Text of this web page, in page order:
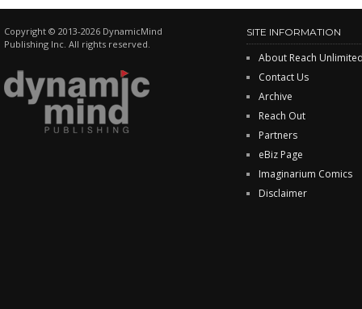
Copyright © 2013-2026 DynamicMind
Publishing Inc. All rights reserved.
SITE INFORMATION
About Reach
Contact Us
Archive
Reach Out
Partners
eBiz Page
Imaginarium Comics
Disclaimer